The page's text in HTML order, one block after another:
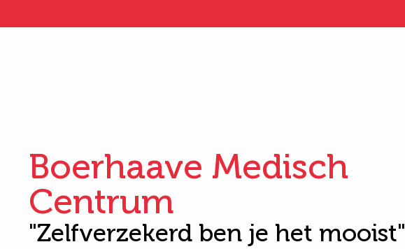
Boerhaave Medisch
Centrum
"Zelfverzekerd ben je het mooist"